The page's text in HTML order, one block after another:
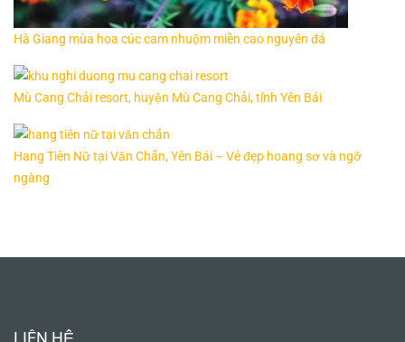
Hà Giang mùa hoa cúc cam nhuộm miền cao nguyên đá
Mù Cang Chải resort, huyện Mù Cang Chải, tỉnh Yên Bái
Hang Tiên Nữ tại Văn Chấn, Yên Bái – Vẻ đẹp hoang sơ và ngỡ
ngàng